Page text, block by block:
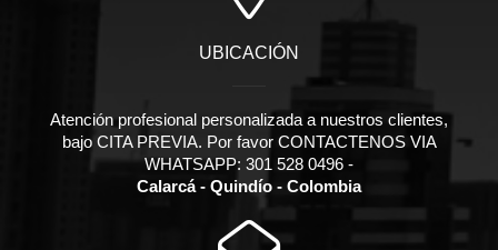
UBICACIÓN
Atención profesional personalizada a nuestros clientes,
bajo CITA PREVIA. Por favor CONTACTENOS VIA
WHATSAPP: 301 528 0496 -
Calarcá - Quindío - Colombia